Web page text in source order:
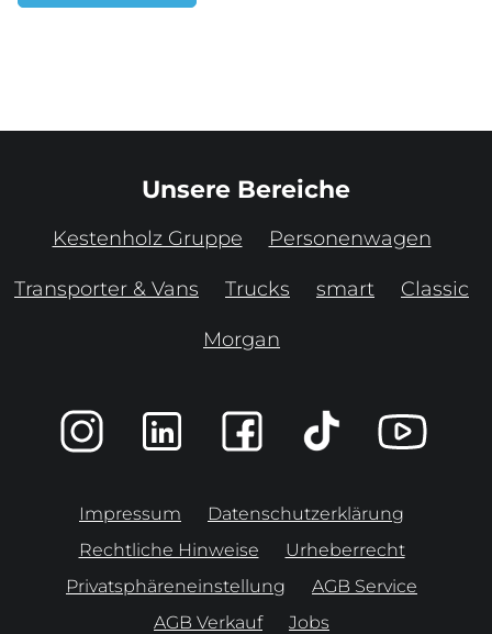
Unsere Bereiche
Kestenholz Gruppe Personenwagen
Transporter & Vans Trucks smart Classic
Morgan
Impressum
Datenschutzerklärung
Rechtliche Hinweise
Urheberrecht
Privatsphäreneinstellung
AGB Service
AGB Verkauf
Jobs